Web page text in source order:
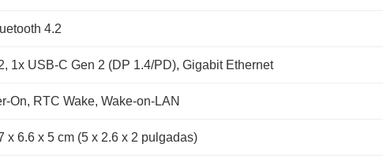
4.2
1x USB-C Gen 2 (DP 1.4/PD), Gigabit Ethernet
On, RTC Wake, Wake-on-LAN
x 6.6 x 5 cm (5 x 2.6 x 2 pulgadas)